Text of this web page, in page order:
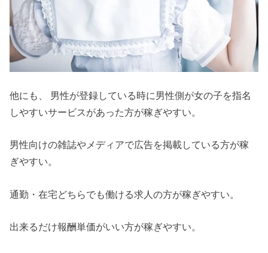
他にも、 男性が登録している時に男性側が女の子を指名
しやすいサービスがあった方が稼ぎやすい。
男性向けの雑誌やメディアで広告を掲載している方が稼
ぎやすい。
通勤・在宅どちらでも働ける求人の方が稼ぎやすい。
出来るだけ報酬単価がいい方が稼ぎやすい。